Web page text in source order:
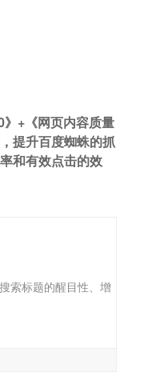
+《网页内容质量
提升百度蜘蛛的抓
和有效点击的效
索标题的醒目性、增